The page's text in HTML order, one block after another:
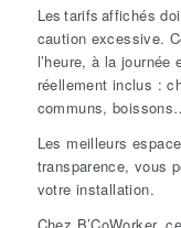
Les tarifs affichés
caution excessive.
l’heure, à la
réellement inclus :
communs,
Les meilleurs
transparence, vous
votre installation.